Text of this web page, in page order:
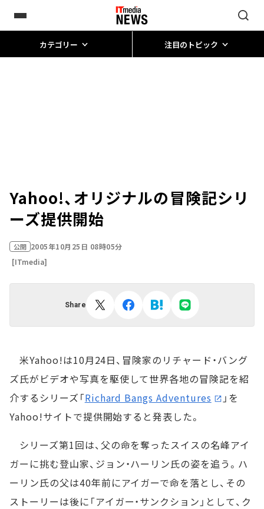
カテゴリー 注目のトピック
Yahoo!、オリジナルの冒険記シリ
ーズ提供開始
公開 2005年10月25日 08時05分
[ITmedia]
Share
米Yahoo!は10月24日、冒険家のリチャード・バング
ズ氏がビデオや写真を駆使して世界各地の冒険記を紹
介するシリーズ「Richard Bangs Adventures
」を
Yahoo!サイトで提供開始すると発表した。
シリーズ第1回は、父の命を奪ったスイスの名峰アイ
ガーに挑む登山家、ジョン・ハーリン氏の姿を追う。ハ
ーリン氏の父は40年前にアイガーで命を落とし、その
ストーリーは後に「アイガー・サンクション」として、ク